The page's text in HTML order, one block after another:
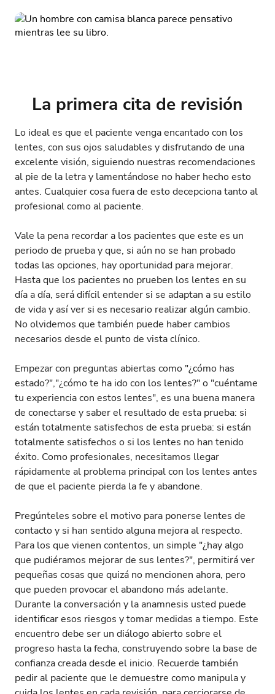
La primera cita de revisión
Lo ideal es que el paciente venga encantado con los
lentes, con sus ojos saludables y disfrutando de una
excelente visión, siguiendo nuestras recomendaciones
al pie de la letra y lamentándose no haber hecho esto
antes. Cualquier cosa fuera de esto decepciona tanto al
profesional como al paciente.
Vale la pena recordar a los pacientes que este es un
periodo de prueba y que, si aún no se han probado
todas las opciones, hay oportunidad para mejorar.
Hasta que los pacientes no prueben los lentes en su
día a día, será difícil entender si se adaptan a su estilo
de vida y así ver si es necesario realizar algún cambio.
No olvidemos que también puede haber cambios
necesarios desde el punto de vista clínico.
Empezar con preguntas abiertas como "¿cómo has
estado?","¿cómo te ha ido con los lentes?" o "cuéntame
tu experiencia con estos lentes", es una buena manera
de conectarse y saber el resultado de esta prueba: si
están totalmente satisfechos de esta prueba: si están
totalmente satisfechos o si los lentes no han tenido
éxito. Como profesionales, necesitamos llegar
rápidamente al problema principal con los lentes antes
de que el paciente pierda la fe y abandone.
Pregúnteles sobre el motivo para ponerse lentes de
contacto y si han sentido alguna mejora al respecto.
Para los que vienen contentos, un simple "¿hay algo
que pudiéramos mejorar de sus lentes?", permitirá ver
pequeñas cosas que quizá no mencionen ahora, pero
que pueden provocar el abandono más adelante.
Durante la conversación y la anamnesis usted puede
identificar esos riesgos y tomar medidas a tiempo. Este
encuentro debe ser un diálogo abierto sobre el
progreso hasta la fecha, construyendo sobre la base de
confianza creada desde el inicio. Recuerde también
pedir al paciente que le demuestre como manipula y